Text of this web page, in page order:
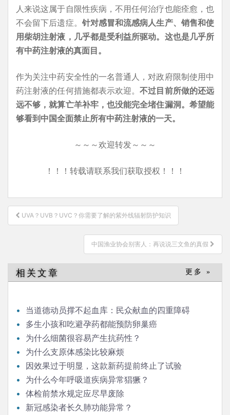
人来说这属于自限性疾病，不用任何治疗也能痊愈，也
不会留下后遗症。 针对感冒和流感病人生产、销售和使
用柴胡注射液，几乎都是受利益所驱动。这也是几乎所
有中药注射液的真面目。
作为关注中药安全性的一名普通人，对政府限制使用中
药注射液的任何措施都表示欢迎。不过目前所做的还远
远不够，就算亡羊补牢，也没能完全堵住漏洞。希望能
够看到中国全面禁止所有中药注射液的一天。
～～～欢迎转发～～～
！！！转载请联系我们获取授权！！！
文
章
UVA？UVB？UVC？你需要了解的紫外线辐射防护知识
中国渔业协会别害人：再说说三文鱼的真假
相关文章 更多 »
当道德动员撑不起血库：民众献血的四重障碍
多生小孩和吃避孕药都能预防卵巢癌
为什么细菌很容易产生抗药性？
为什么支原体感染比较麻烦
因效果过于明显，这款新药提前终止了试验
为什么今年呼吸道疾病异常猖獗？
体检前禁水规定应尽早废除
新冠感染者长久肺功能异常？